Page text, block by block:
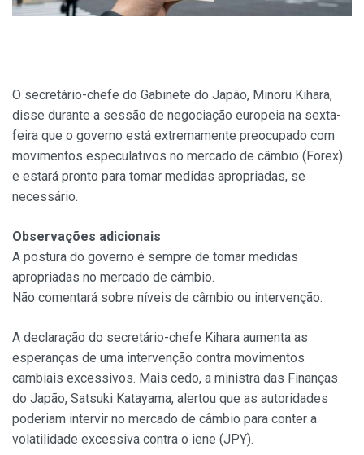
O secretário-chefe do Gabinete do Japão, Minoru Kihara,
disse durante a sessão de negociação europeia na sexta-
feira que o governo está extremamente preocupado com
movimentos especulativos no mercado de câmbio (Forex)
e estará pronto para tomar medidas apropriadas, se
necessário.
Observações adicionais
A postura do governo é sempre de tomar medidas
apropriadas no mercado de câmbio.
Não comentará sobre níveis de câmbio ou intervenção.
A declaração do secretário-chefe Kihara aumenta as
esperanças de uma intervenção contra movimentos
cambiais excessivos. Mais cedo, a ministra das Finanças
do Japão, Satsuki Katayama, alertou que as autoridades
poderiam intervir no mercado de câmbio para conter a
volatilidade excessiva contra o iene (JPY).